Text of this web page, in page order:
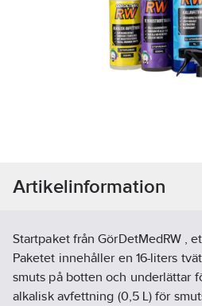
Artikelinformation
Startpaket från GörDetMedRW ,
Paketet innehåller en 16-liters
smuts på botten och underlättar
alkalisk avfettning (0,5 L) för